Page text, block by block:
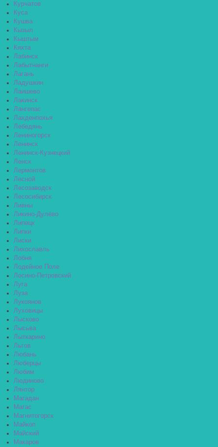
Курчатов
Куса
Кушва
Кызыл
Кыштым
Кяхта
Лабинск
Лабытнанги
Лагань
Ладушкин
Лаишево
Лакинск
Лангепас
Лахденпохья
Лебедянь
Лениногорск
Ленинск
Ленинск-Кузнецкий
Ленск
Лермонтов
Лесной
Лесозаводск
Лесосибирск
Ливны
Ликино-Дулёво
Липецк
Липки
Лиски
Лихославль
Лобня
Лодейное Поле
Лосино-Петровский
Луга
Луза
Лукоянов
Луховицы
Лысково
Лысьва
Лыткарино
Льгов
Любань
Люберцы
Любим
Людиново
Лянтор
Магадан
Магас
Магнитогорск
Майкоп
Майский
Макаров